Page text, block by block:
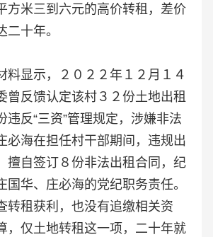
方米三到六元的高价转租，差价
二十年。
料显示，２０２２年１２月１４
曾反馈认定该村３２份土地出租
违反“三资”管理规定，涉嫌非法
必海在担任村干部期间，违规出
擅自签订８份非法出租合同，纪
国华、庄必海的党纪职务责任。
转租获利，也没有追缴相关资
，仅土地转租这一项，二十年就